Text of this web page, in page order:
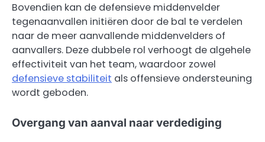
Bovendien kan de defensieve middenvelder
tegenaanvallen initiëren door de bal te verdelen
naar de meer aanvallende middenvelders of
aanvallers. Deze dubbele rol verhoogt de algehele
effectiviteit van het team, waardoor zowel
defensieve stabiliteit als offensieve ondersteuning
wordt geboden.
Overgang van aanval naar verdediging